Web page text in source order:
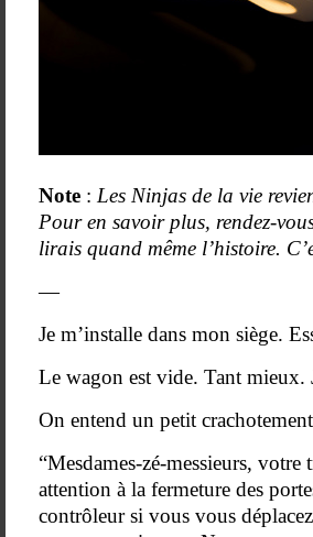
Note : Les Ninjas de la vie
Pour en savoir plus, rendez-
lirais quand même l’histoire.
—
Je m’installe dans mon siège.
Le wagon est vide. Tant
On entend un petit
“Mesdames-zé-messieurs,
attention à la fermeture des
contrôleur si vous vous